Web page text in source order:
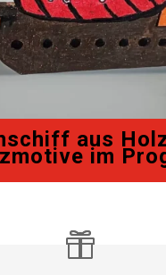
aus
im